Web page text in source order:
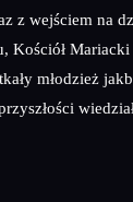
z wejściem na
Kościół
młodzież